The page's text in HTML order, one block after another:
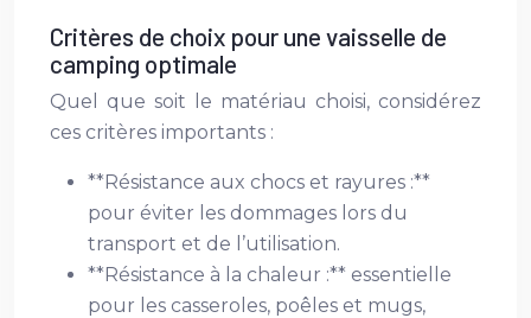
Critères de choix pour une vaisselle de
camping optimale
Quel que soit le matériau choisi, considérez
ces critères importants :
**Résistance aux chocs et rayures :**
pour éviter les dommages lors du
transport et de l’utilisation.
**Résistance à la chaleur :** essentielle
pour les casseroles, poêles et mugs,